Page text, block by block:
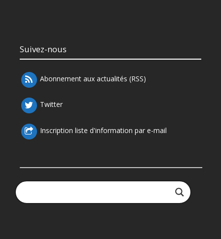
Suivez-nous
Abonnement aux actualités (RSS)
Twitter
Inscription liste d'information par e-mail